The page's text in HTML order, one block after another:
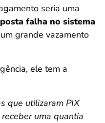
seria uma
falha no sistema
grande vazamento
ele tem a
que utilizaram PIX
uma quantia